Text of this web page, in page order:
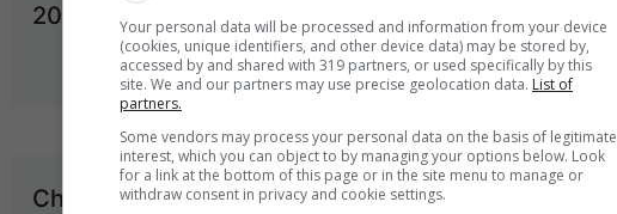
2014
Giu 16, 2011
5: nuovi dettagli
Giu 9, 2011
Chevrolet Camaro
Ford Fiesta ST vs
Your personal data will be processed and information from your device
(cookies, unique identifiers, and other device data) may be stored by,
accessed by and shared with 319 partners, or used specifically by this
site. We and our partners may use precise geolocation data. List of
partners.
Some vendors may process your personal data on the basis of legitimate
interest, which you can object to by managing your options below. Look
for a link at the bottom of this page or in the site menu to manage or
withdraw consent in privacy and cookie settings.